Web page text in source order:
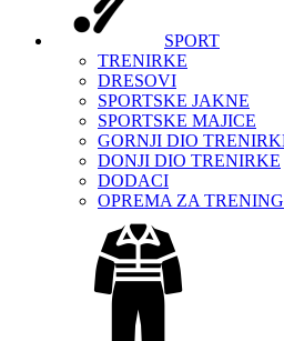
SPORT
TRENIRKE
DRESOVI
SPORTSKE JAKNE
SPORTSKE MAJICE
GORNJI DIO
DONJI DIO TRENIRKE
DODACI
OPREMA ZA TRENING